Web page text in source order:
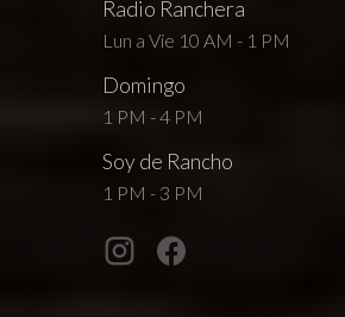
Radio Ranchera
Lun a Vie 10 AM - 1 PM
Domingo
1 PM - 4 PM
Soy de Rancho
1 PM - 3 PM